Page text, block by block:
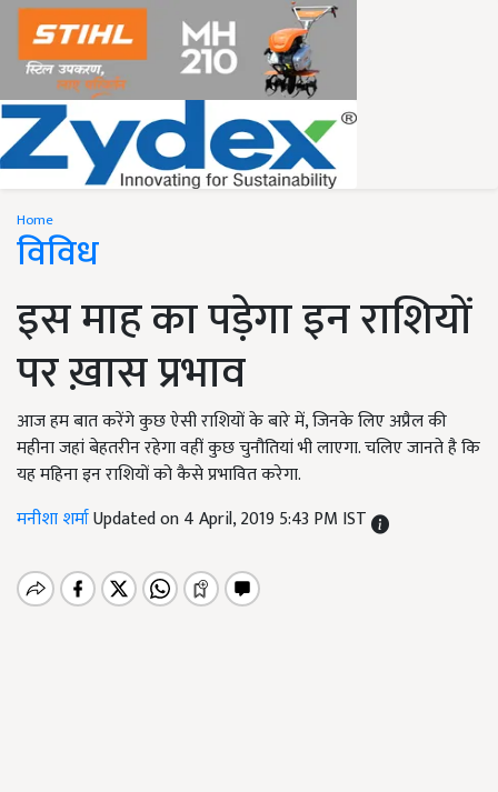
Home
विविध
इस माह का पड़ेगा इन राशियों
पर ख़ास प्रभाव
आज हम बात करेंगे कुछ ऐसी राशियों के बारे में, जिनके लिए अप्रैल की
महीना जहां बेहतरीन रहेगा वहीं कुछ चुनौतियां भी लाएगा. चलिए जानते है कि
यह महिना इन राशियों को कैसे प्रभावित करेगा.
मनीशा शर्माUpdated on 4 April, 2019 5:43 PM IST